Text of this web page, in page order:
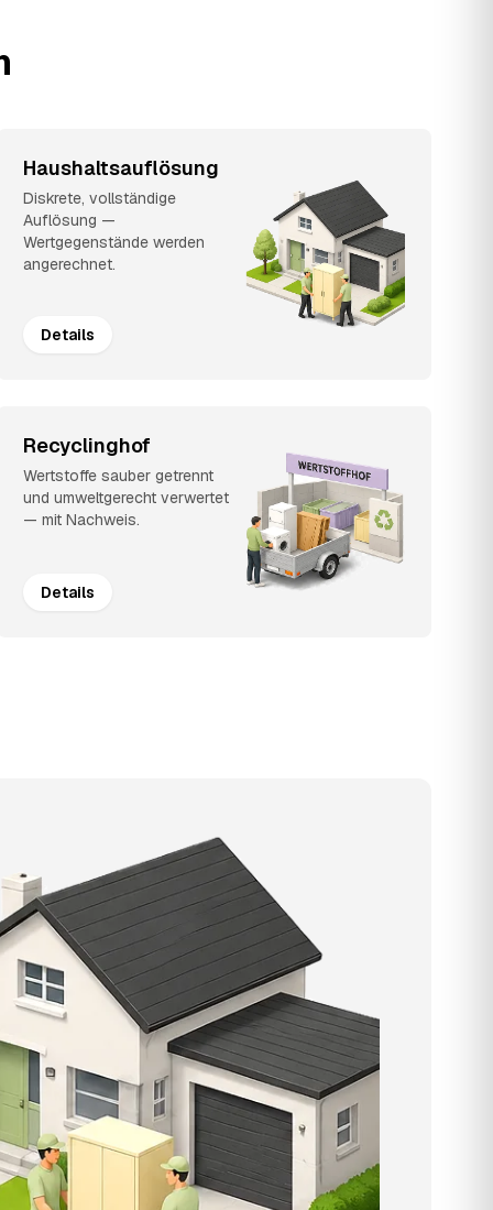
Haushaltsauflösung
Diskrete, vollständige
Auflösung —
Wertgegenstände werden
angerechnet.
Details
Recyclinghof
Wertstoffe sauber getrennt
und umweltgerecht verwertet
— mit Nachweis.
Details